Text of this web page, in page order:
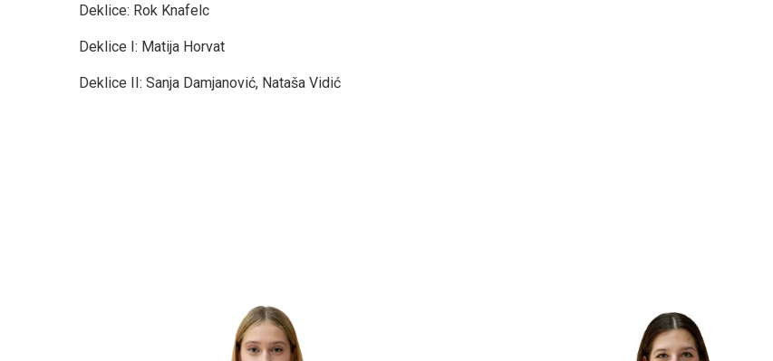
Deklice: Rok Knafelc
Deklice I: Matija Horvat
Deklice II: Sanja Damjanović, Nataša Vidić